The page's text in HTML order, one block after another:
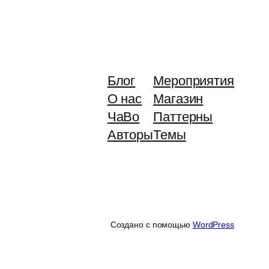
Блог
О нас
ЧаВо
Авторы
Мероприятия
Магазин
Паттерны
Темы
Создано с помощью WordPress